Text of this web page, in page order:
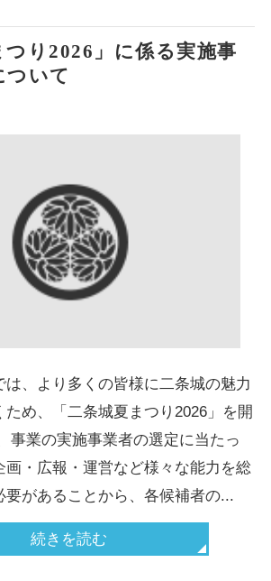
つり2026」に係る実施事
ついて
は、より多くの皆様に二条城の魅力
ため、「二条城夏まつり2026」を開
事業の実施事業者の選定に当たっ
画・広報・運営など様々な能力を総
要があることから、各候補者の...
続きを読む